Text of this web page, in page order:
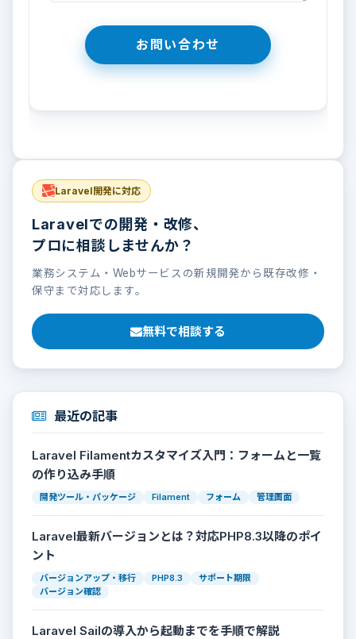
Laravel開発に対応
Laravelでの開発・改修、
プロに相談しませんか？
業務システム・Webサービスの新規開発から既存改修・
保守まで対応します。
無料で相談する
最近の記事
Laravel Filamentカスタマイズ入門：フォームと一覧
の作り込み手順
開発ツール・パッケージ Filament フォーム 管理画面
Laravel最新バージョンとは？対応PHP8.3以降のポイ
ント
バージョンアップ・移行 PHP8.3
サポート期限
バージョン確認
Laravel Sailの導入から起動までを手順で解説